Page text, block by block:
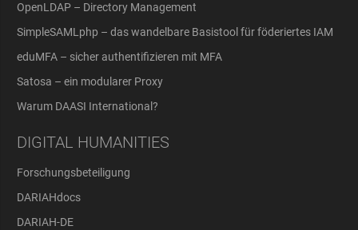
OpenLDAP – Directory Management
SimpleSAMLphp – das wandelbare Basistool für föderiertes IAM
eduMFA – sicher authentifizieren mit MFA
Satosa – ein modularer Proxy
Warum DAASI International?
DIGITAL HUMANITIES
Forschungsbeteiligung
DARIAHdocs
DARIAH-DE